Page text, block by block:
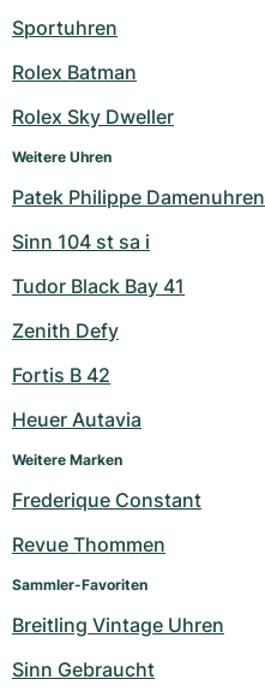
Sportuhren
Rolex Batman
Rolex Sky Dweller
Weitere Uhren
Patek Philippe Damenuhren
Sinn 104 st sa i
Tudor Black Bay 41
Zenith Defy
Fortis B 42
Heuer Autavia
Weitere Marken
Frederique Constant
Revue Thommen
Sammler-Favoriten
Breitling Vintage Uhren
Sinn Gebraucht